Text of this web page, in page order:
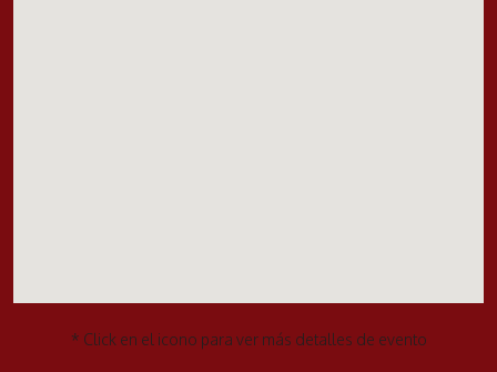
* Click en el icono para ver más detalles de evento